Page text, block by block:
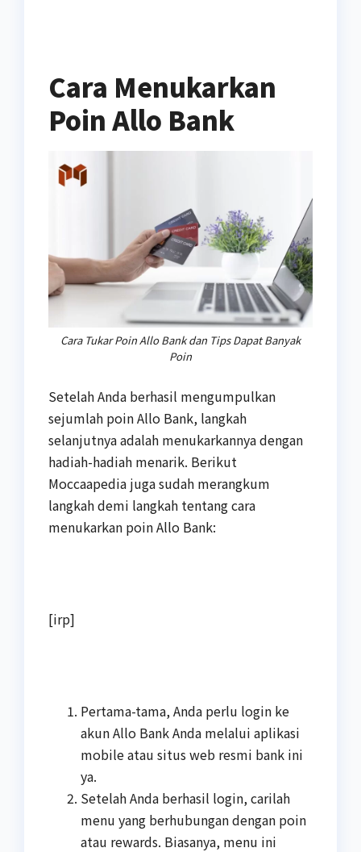
Cara Menukarkan
Poin Allo Bank
Cara Tukar Poin Allo Bank dan Tips Dapat Banyak
Poin
Setelah Anda berhasil mengumpulkan
sejumlah poin Allo Bank, langkah
selanjutnya adalah menukarkannya dengan
hadiah-hadiah menarik. Berikut
Moccaapedia juga sudah merangkum
langkah demi langkah tentang cara
menukarkan poin Allo Bank:
[irp]
Pertama-tama, Anda perlu login ke
akun Allo Bank Anda melalui aplikasi
mobile atau situs web resmi bank ini
ya.
Setelah Anda berhasil login, carilah
menu yang berhubungan dengan poin
atau rewards. Biasanya, menu ini